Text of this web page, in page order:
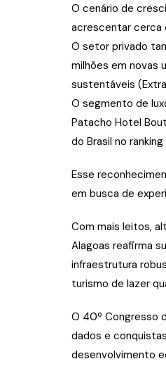
O cenário de
acrescentar cerca
O setor privado
milhões em novas
sustentáveis
O segmento de
Patacho Hotel
do Brasil no
Esse
em busca de
Com mais leitos,
Alagoas reafirma
infraestrutura
turismo de lazer
O 40º Congresso
dados e
desenvolvimento